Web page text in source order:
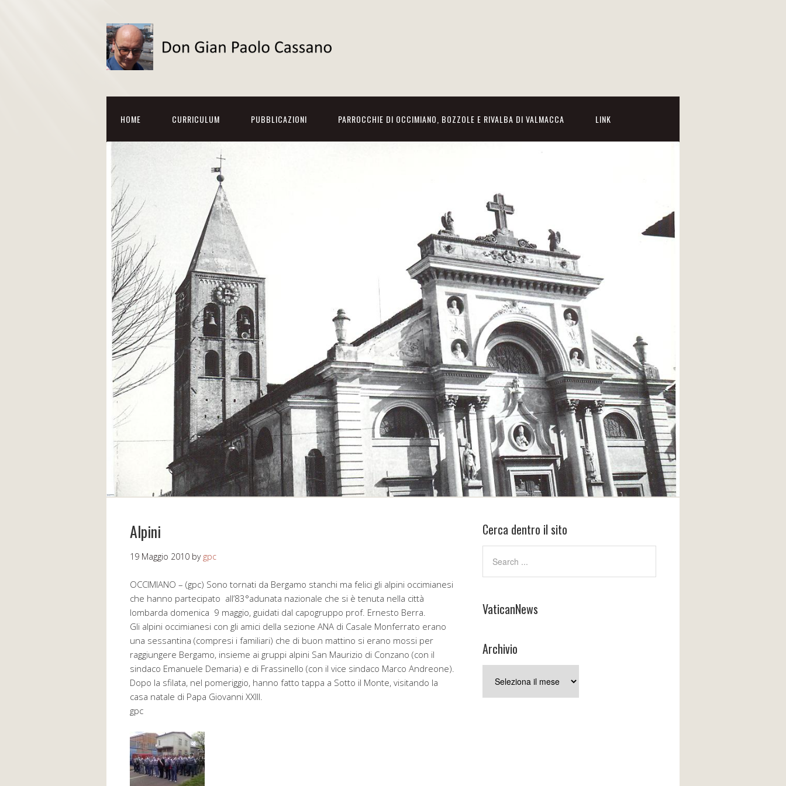
HOME CURRICULUM PUBBLICAZIONI PARROCCHIE DI OCCIMIANO, BOZZOLE E RIVALBA DI VALMACCA LINK
Alpini
19 Maggio 2010 by gpc
OCCIMIANO – (gpc) Sono tornati da Bergamo stanchi ma felici gli alpini occimianesi
che hanno partecipato all’83°adunata nazionale che si è tenuta nella città
lombarda domenica 9 maggio, guidati dal capogruppo prof. Ernesto Berra.
Gli alpini occimianesi con gli amici della sezione ANA di Casale Monferrato erano
una sessantina (compresi i familiari) che di buon mattino si erano mossi per
raggiungere Bergamo, insieme ai gruppi alpini San Maurizio di Conzano (con il
sindaco Emanuele Demaria) e di Frassinello (con il vice sindaco Marco Andreone).
Dopo la sfilata, nel pomeriggio, hanno fatto tappa a Sotto il Monte, visitando la
casa natale di Papa Giovanni XXIII.
gpc
Cerca dentro il sito
VaticanNews
Archivio